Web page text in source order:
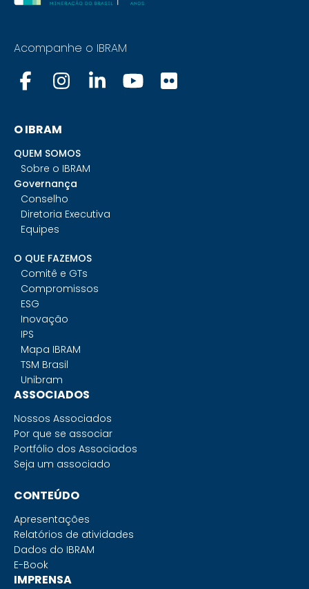
Acompanhe o IBRAM
O IBRAM
QUEM SOMOS
Sobre o IBRAM
Governança
Conselho
Diretoria Executiva
Equipes
O QUE FAZEMOS
Comitê e GTs
Compromissos
ESG
Inovação
IPS
Mapa IBRAM
TSM Brasil
Unibram
ASSOCIADOS
Nossos Associados
Por que se associar
Portfólio dos Associados
Seja um associado
CONTEÚDO
Apresentações
Relatórios de atividades
Dados do IBRAM
E-Book
IMPRENSA